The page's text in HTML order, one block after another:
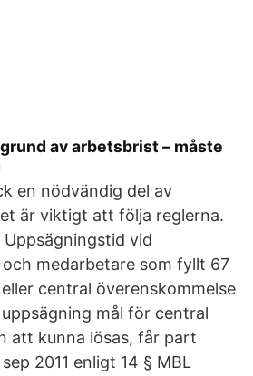
av arbetsbrist – måste
en nödvändig del av
är viktigt att följa reglerna.
vid
medarbetare som fyllt 67
central överenskommelse
mål för central
att kunna lösas, får part
2011 enligt 14 § MBL